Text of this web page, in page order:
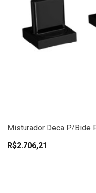
Misturador Deca P/Bide
R$2.706,21